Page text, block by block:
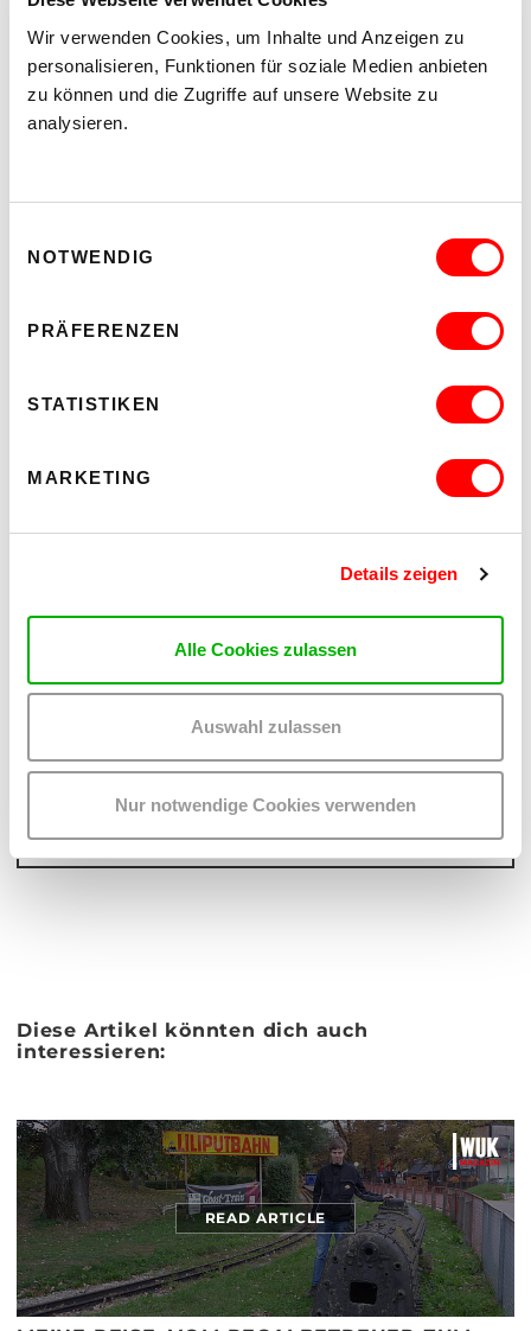
Wir verwenden Cookies, um Inhalte und Anzeigen zu
personalisieren, Funktionen für soziale Medien anbieten
zu können und die Zugriffe auf unsere Website zu
analysieren.
NOTWENDIG
PRÄFERENZEN
STATISTIKEN
MARKETING
Details zeigen
Alle Cookies zulassen
Auswahl zulassen
Nur notwendige Cookies verwenden
Foto: WUK m.power
WUK m.power
twitter facebook
PREVIOUS ARTICLE
NEXT ARTICLE
Diese Artikel könnten dich auch
interessieren:
READ ARTICLE